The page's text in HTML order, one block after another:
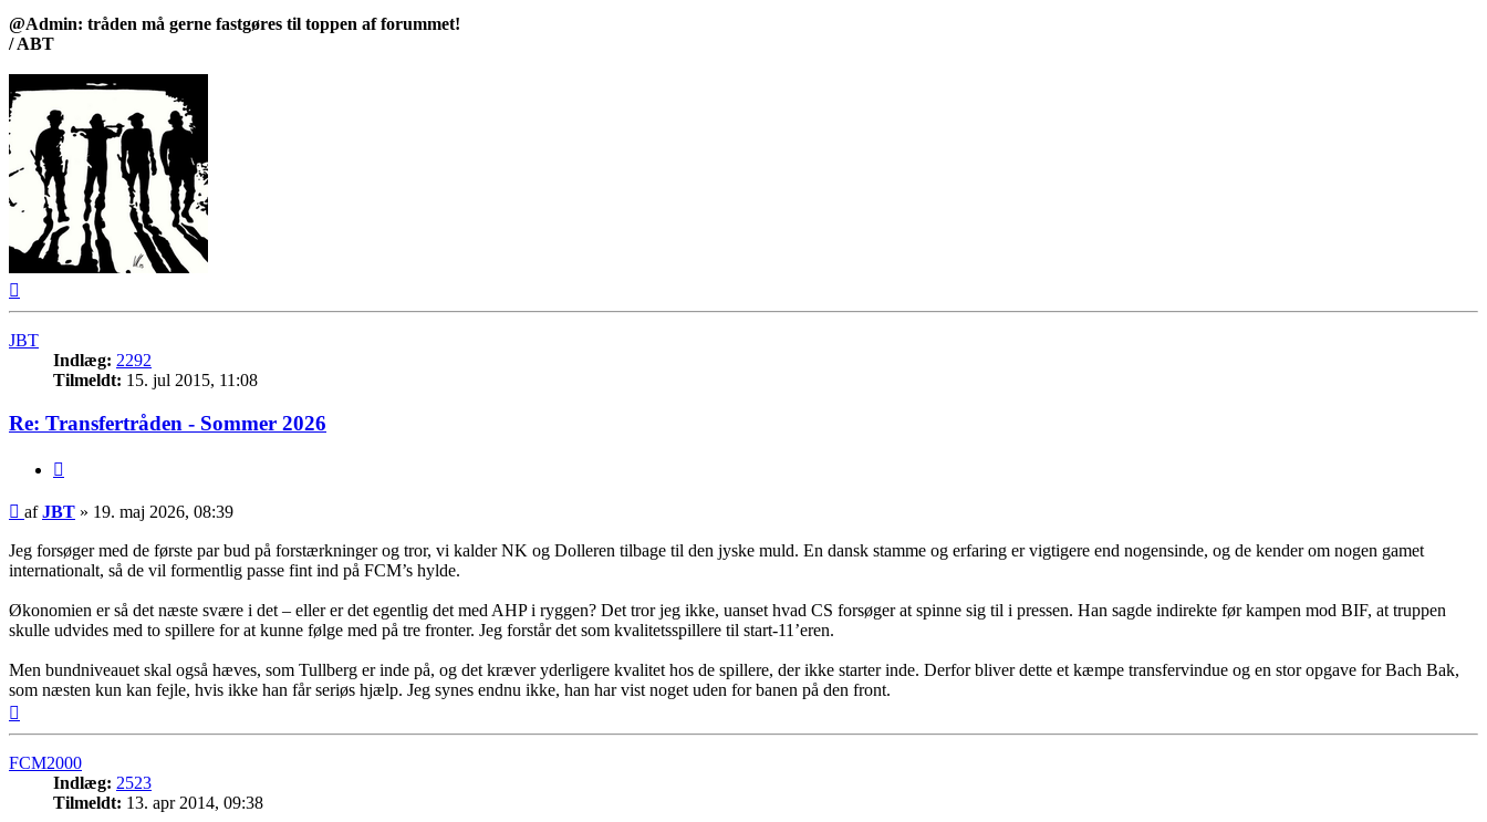
@Admin: tråden må gerne fastgøres til toppen af forummet!
/ ABT
JBT
Indlæg: 2292
Tilmeldt: 15. jul 2015, 11:08
Re: Transfertråden - Sommer 2026
Indlæg
afJBT » 19. maj 2026, 08:39
Jeg forsøger med de første par bud på forstærkninger og tror, vi kalder NK og Dolleren tilbage til den jyske muld. En dansk stamme og erfaring er vigtigere end nogensinde, og de kender om nogen gamet
internationalt, så de vil formentlig passe fint ind på FCM’s hylde.
Økonomien er så det næste svære i det – eller er det egentlig det med AHP i ryggen? Det tror jeg ikke, uanset hvad CS forsøger at spinne sig til i pressen. Han sagde indirekte før kampen mod BIF, at truppen
skulle udvides med to spillere for at kunne følge med på tre fronter. Jeg forstår det som kvalitetsspillere til start-11’eren.
Men bundniveauet skal også hæves, som Tullberg er inde på, og det kræver yderligere kvalitet hos de spillere, der ikke starter inde. Derfor bliver dette et kæmpe transfervindue og en stor opgave for Bach Bak,
som næsten kun kan fejle, hvis ikke han får seriøs hjælp. Jeg synes endnu ikke, han har vist noget uden for banen på den front.
FCM2000
Indlæg: 2523
Tilmeldt: 13. apr 2014, 09:38